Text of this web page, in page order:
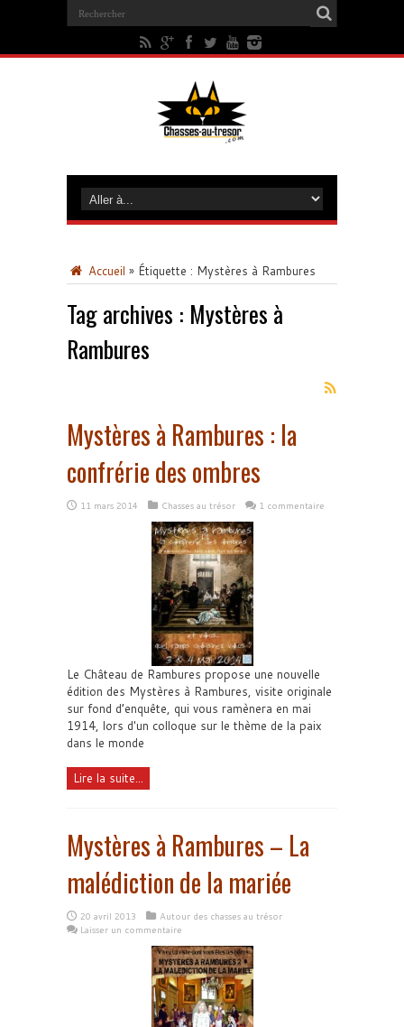
Accueil » Étiquette : Mystères à Rambures
Tag archives : Mystères à
Rambures
Mystères à Rambures : la
confrérie des ombres
11 mars 2014 Chasses au trésor 1 commentaire
Le Château de Rambures propose une nouvelle
édition des Mystères à Rambures, visite originale
sur fond d’enquête, qui vous ramènera en mai
1914, lors d'un colloque sur le thème de la paix
dans le monde
Lire la suite...
Mystères à Rambures – La
malédiction de la mariée
20 avril 2013
Autour des chasses au trésor
Laisser un commentaire